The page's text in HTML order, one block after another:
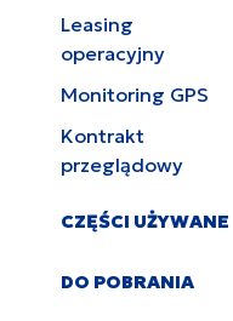
Leasing
operacyjny
Monitoring GPS
Kontrakt
przeglądowy
CZĘŚCI UŻYWANE
DO POBRANIA